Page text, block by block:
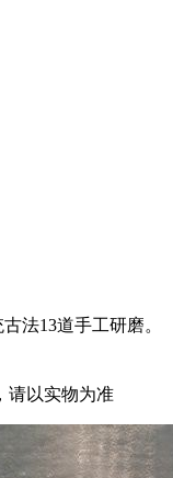
法13道手工研磨。
请以实物为准